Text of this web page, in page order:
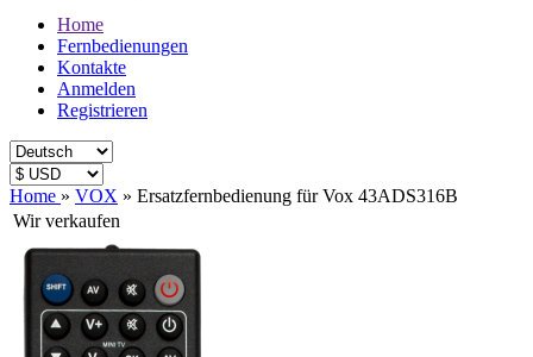
Home
Fernbedienungen
Kontakte
Anmelden
Registrieren
Home » VOX » Ersatzfernbedienung für Vox 43ADS316B
Wir verkaufen